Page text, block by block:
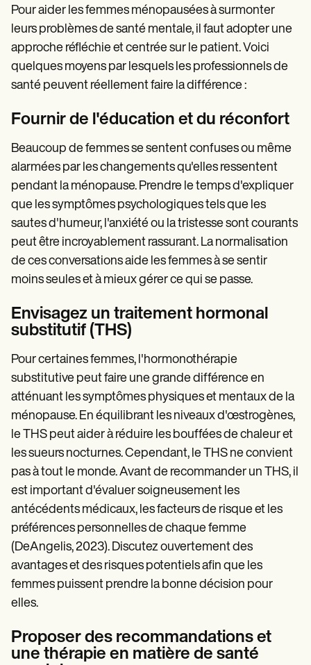
Pour aider les femmes ménopausées à surmonter
leurs problèmes de santé mentale, il faut adopter une
approche réfléchie et centrée sur le patient. Voici
quelques moyens par lesquels les professionnels de
santé peuvent réellement faire la différence :
Fournir de l'éducation et du réconfort
Beaucoup de femmes se sentent confuses ou même
alarmées par les changements qu'elles ressentent
pendant la ménopause. Prendre le temps d'expliquer
que les symptômes psychologiques tels que les
sautes d'humeur, l'anxiété ou la tristesse sont courants
peut être incroyablement rassurant. La normalisation
de ces conversations aide les femmes à se sentir
moins seules et à mieux gérer ce qui se passe.
Envisagez un traitement hormonal
substitutif (THS)
Pour certaines femmes, l'hormonothérapie
substitutive peut faire une grande différence en
atténuant les symptômes physiques et mentaux de la
ménopause. En équilibrant les niveaux d'œstrogènes,
le THS peut aider à réduire les bouffées de chaleur et
les sueurs nocturnes. Cependant, le THS ne convient
pas à tout le monde. Avant de recommander un THS, il
est important d'évaluer soigneusement les
antécédents médicaux, les facteurs de risque et les
préférences personnelles de chaque femme
(DeAngelis, 2023). Discutez ouvertement des
avantages et des risques potentiels afin que les
femmes puissent prendre la bonne décision pour
elles.
Proposer des recommandations et
une thérapie en matière de santé